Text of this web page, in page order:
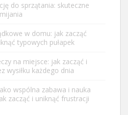
do sprzątania: skuteczne
w domu: jak zacząć
typowych pułapek
na miejsce: jak zacząć i
wysiłku każdego dnia
wspólna zabawa i nauka
zacząć i uniknąć frustracji